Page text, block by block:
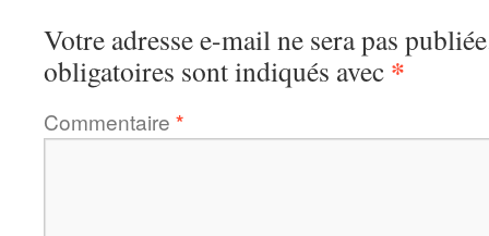
Votre adresse e-mail ne sera pas
obligatoires sont indiqués avec *
Commentaire *